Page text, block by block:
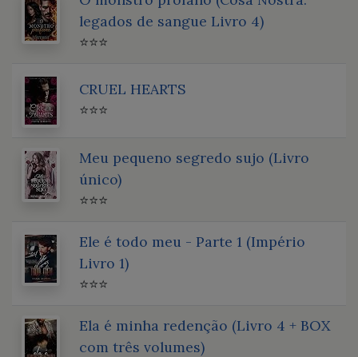
legados de sangue Livro 4)
⭐⭐⭐
CRUEL HEARTS
⭐⭐⭐
Meu pequeno segredo sujo (Livro
único)
⭐⭐⭐
Ele é todo meu - Parte 1 (Império
Livro 1)
⭐⭐⭐
Ela é minha redenção (Livro 4 + BOX
com três volumes)